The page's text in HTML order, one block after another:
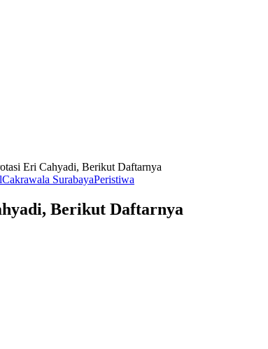
Eri Cahyadi, Berikut Daftarnya
Cakrawala SurabayaPeristiwa
Berikut Daftarnya